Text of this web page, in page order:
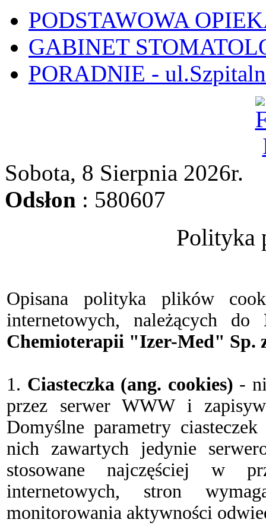
PODSTAWOWA
GABINET
PORADNIE -
Sobota, 8 Sierpnia 2026r.
Odsłon : 580607
Polityka
Opisana polityka plików
internetowych, należących do
Chemioterapii "Izer-Med" Sp.
1. Ciasteczka (ang. cookies) -
przez serwer WWW i
Domyślne parametry
nich zawartych jedynie
stosowane najczęściej w
internetowych, stron
monitorowania aktywności